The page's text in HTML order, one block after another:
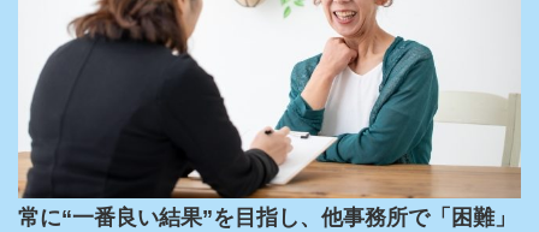
常に“一番良い結果”を目指し、他事務所で「困難」